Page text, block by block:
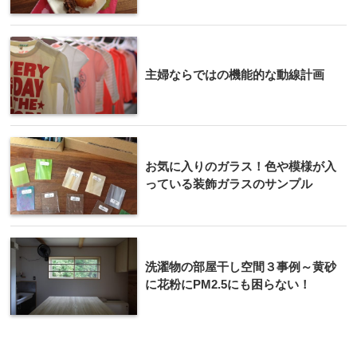
主婦ならではの機能的な動線計画
お気に入りのガラス！色や模様が入
っている装飾ガラスのサンプル
洗濯物の部屋干し空間３事例～黄砂
に花粉にPM2.5にも困らない！